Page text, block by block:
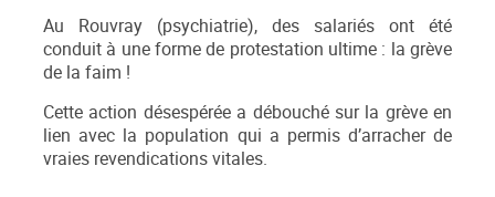
Au Rouvray (psychiatrie), des salariés ont été
conduit à une forme de protestation ultime : la grève
de la faim !
Cette action désespérée a débouché sur la grève en
lien avec la population qui a permis d’arracher de
vraies revendications vitales.